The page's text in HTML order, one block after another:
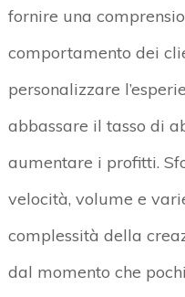
fornire una
comportamento dei
personalizzare
abbassare il tasso di
aumentare i profitti.
velocità, volume e
complessità della
dal momento che